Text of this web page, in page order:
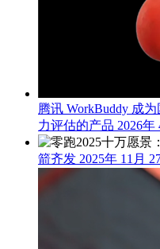
腾讯 WorkBuddy 成
力评估的产品 2026年
箭齐发 2025年 11月